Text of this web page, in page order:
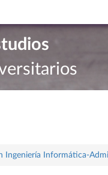
Ingeniería Informática-